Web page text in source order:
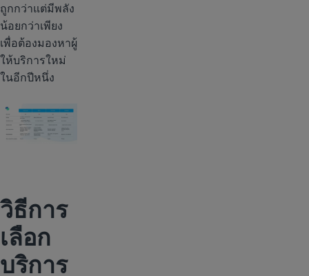
ถูกกว่าแต่มีพลัง
น้อยกว่าเพียง
เพื่อต้องมองหาผู้
ให้บริการใหม่
ในอีกปีหนึ่ง
วิธีการ
เลือก
บริการ